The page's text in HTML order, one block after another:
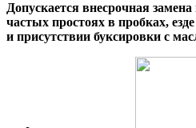
Допускается внесрочная
частых простоях в пробках,
и присутствии буксировки с